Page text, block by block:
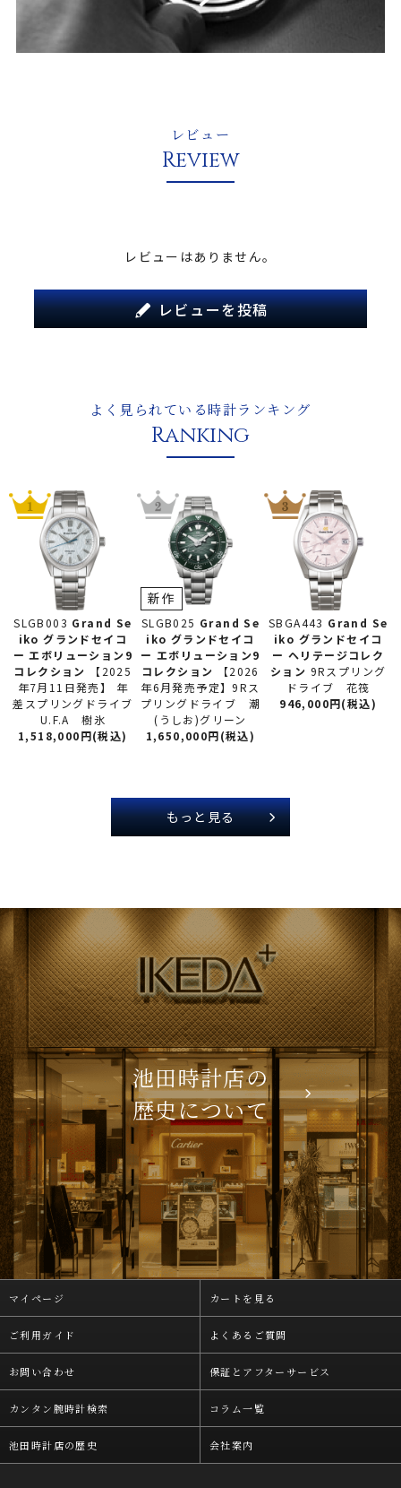
レビュー
Review
レビューはありません。
レビューを投稿
よく見られている時計ランキング
Ranking
SLGB003 Grand Se
iko グランドセイコ
ー エボリューション9
コレクション
【2025
年7月11日発売】 年
差スプリングドライブ
U.F.A 樹氷
1,518,000円(税込)
SLGB025 Grand Se
iko グランドセイコ
ー エボリューション9
コレクション
【2026
年6月発売予定】9Rス
プリングドライブ 潮
(うしお)グリーン
新作
1,650,000円(税込)
SBGA443 Grand Se
iko グランドセイコ
ー ヘリテージコレク
ション 9Rスプリング
ドライブ 花筏
946,000円(税込)
もっと見る
池田時計店の
歴史について
マイページ カートを見る
ご利用ガイド よくあるご質問
お問い合わせ 保証とアフターサービス
カンタン腕時計検索 コラム一覧
池田時計店の歴史 会社案内